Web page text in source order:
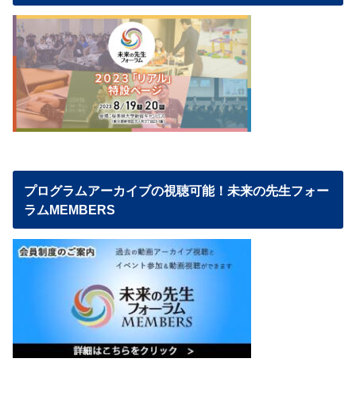
プログラムアーカイブの視聴可能！未来の先生フォー
ラムMEMBERS